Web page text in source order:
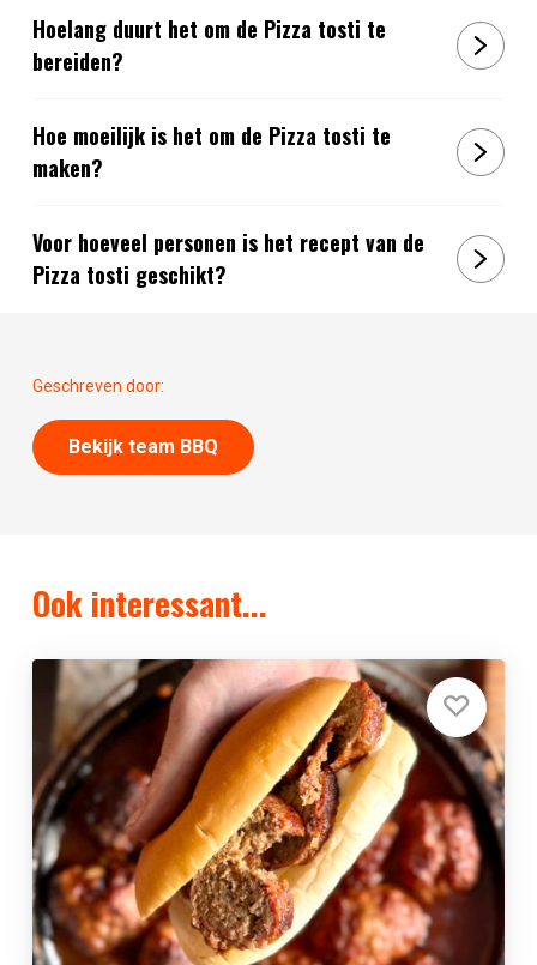
Hoelang duurt het om de Pizza tosti te
bereiden?
Hoe moeilijk is het om de Pizza tosti te
maken?
Voor hoeveel personen is het recept van de
Pizza tosti geschikt?
Geschreven door:
Bekijk team BBQ
Ook interessant...